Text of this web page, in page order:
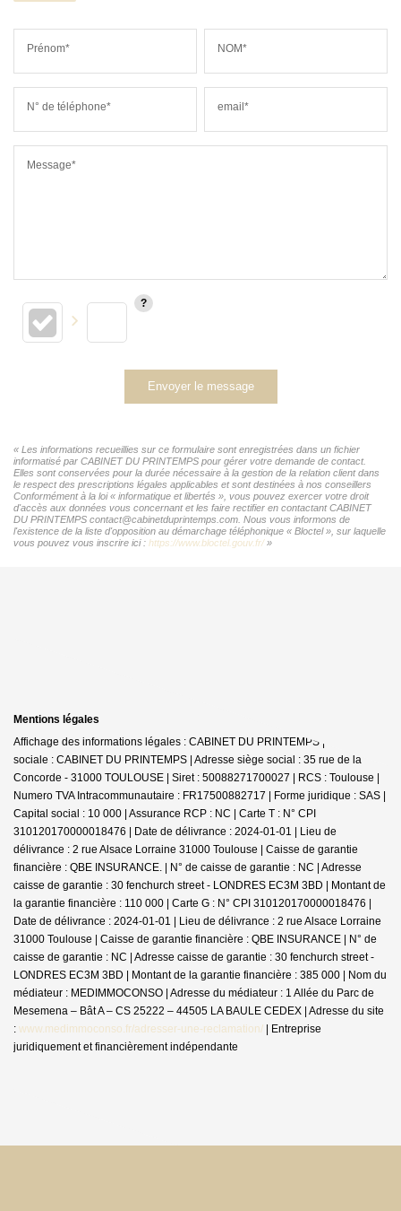
Prénom* NOM*
N° de téléphone* email*
Message*
Envoyer le message
« Les informations recueillies sur ce formulaire sont enregistrées dans un fichier
informatisé par CABINET DU PRINTEMPS pour gérer votre demande de contact.
Elles sont conservées pour la durée nécessaire à la gestion de la relation client dans
le respect des prescriptions légales applicables et sont destinées à nos conseillers
Conformément à la loi « informatique et libertés », vous pouvez exercer votre droit
d'accès aux données vous concernant et les faire rectifier en contactant CABINET
DU PRINTEMPS contact@cabinetduprintemps.com. Nous vous informons de
l'existence de la liste d'opposition au démarchage téléphonique « Bloctel », sur laquelle
vous pouvez vous inscrire ici : https://www.bloctel.gouv.fr/»
Mentions légales
Affichage des informations légales : CABINET DU PRINTEMPS | Raison
sociale : CABINET DU PRINTEMPS | Adresse siège social : 35 rue de la
Concorde - 31000 TOULOUSE | Siret : 50088271700027 | RCS : Toulouse |
Numero TVA Intracommunautaire : FR17500882717 | Forme juridique : SAS |
Capital social : 10 000 | Assurance RCP : NC | Carte T : N° CPI
310120170000018476 | Date de délivrance : 2024-01-01 | Lieu de
délivrance : 2 rue Alsace Lorraine 31000 Toulouse | Caisse de garantie
financière : QBE INSURANCE. | N° de caisse de garantie : NC | Adresse
caisse de garantie : 30 fenchurch street - LONDRES EC3M 3BD | Montant de
la garantie financière : 110 000 | Carte G : N° CPI 310120170000018476 |
Date de délivrance : 2024-01-01 | Lieu de délivrance : 2 rue Alsace Lorraine
31000 Toulouse | Caisse de garantie financière : QBE INSURANCE | N° de
caisse de garantie : NC | Adresse caisse de garantie : 30 fenchurch street -
LONDRES EC3M 3BD | Montant de la garantie financière : 385 000 | Nom du
médiateur : MEDIMMOCONSO | Adresse du médiateur : 1 Allée du Parc de
Mesemena – Bât A – CS 25222 – 44505 LA BAULE CEDEX | Adresse du site
: www.medimmoconso.fr/adresser-une-reclamation/ | Entreprise
juridiquement et financièrement indépendante